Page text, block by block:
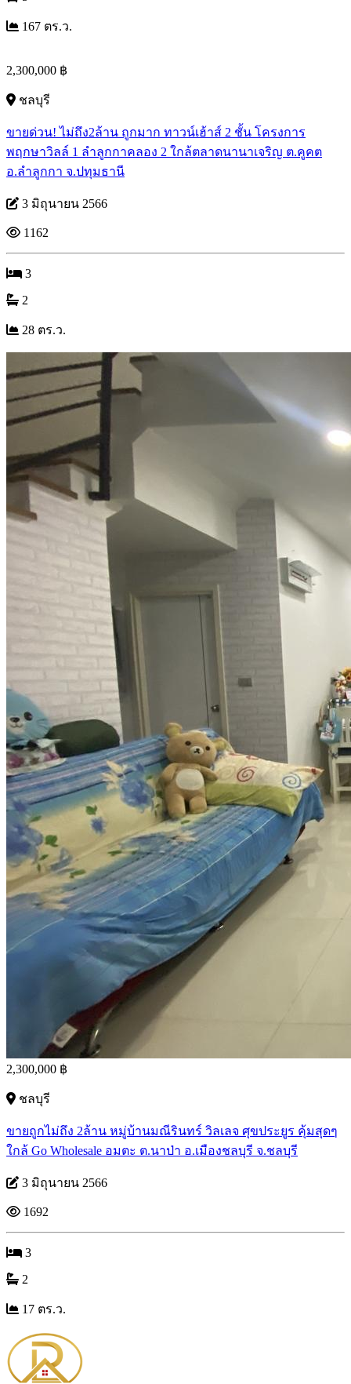
167 ตร.ว.
2,300,000 ฿
ชลบุรี
ขายด่วน! ไม่ถึง2ล้าน ถูกมาก ทาวน์เฮ้าส์ 2 ชั้น โครงการ
พฤกษาวิลล์ 1 ลำลูกกาคลอง 2 ใกล้ตลาดนานาเจริญ ต.คูคต
อ.ลำลูกกา จ.ปทุมธานี
3 มิถุนายน 2566
1162
3
2
28 ตร.ว.
2,300,000 ฿
ชลบุรี
ขายถูกไม่ถึง 2ล้าน หมู่บ้านมณีรินทร์ วิลเลจ ศุขประยูร คุ้มสุดๆ
ใกล้ Go Wholesale อมตะ ต.นาป่า อ.เมืองชลบุรี จ.ชลบุรี
3 มิถุนายน 2566
1692
3
2
17 ตร.ว.